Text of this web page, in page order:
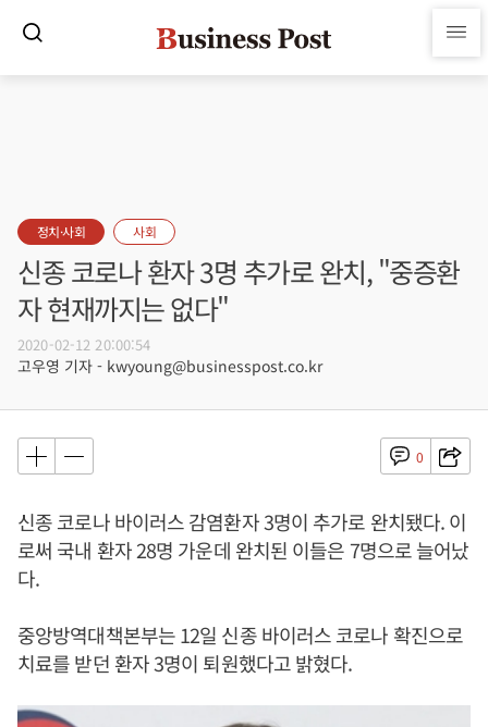
정치·사회 사회
신종 코로나 환자 3명 추가로 완치, "중증환
자 현재까지는 없다"
2020-02-12 20:00:54
고우영 기자 - kwyoung@businesspost.co.kr
0
신종 코로나 바이러스 감염환자 3명이 추가로 완치됐다. 이
로써 국내 환자 28명 가운데 완치된 이들은 7명으로 늘어났
다.
중앙방역대책본부는 12일 신종 바이러스 코로나 확진으로
치료를 받던 환자 3명이 퇴원했다고 밝혔다.